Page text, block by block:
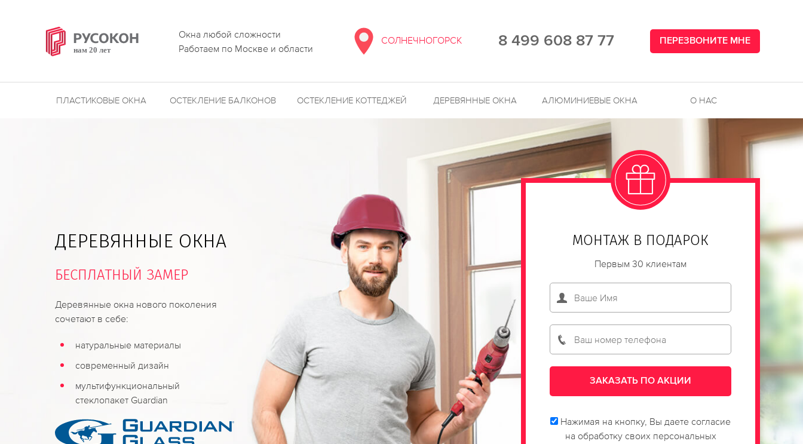
Окна любой сложности
Работаем по Москве и области
СОЛНЕЧНОГОРСК 8 499 608 87 77 ПЕРЕЗВОНИТЕ МНЕ
ПЛАСТИКОВЫЕ ОКНА ОСТЕКЛЕНИЕ БАЛКОНОВ ОСТЕКЛЕНИЕ КОТТЕДЖЕЙ ДЕРЕВЯННЫЕ ОКНА АЛЮМИНИЕВЫЕ ОКНА О НАС
ДЕРЕВЯННЫЕ ОКНА
БЕСПЛАТНЫЙ ЗАМЕР
Деревянные окна нового поколения
сочетают в себе:
натуральные материалы
современный дизайн
мультифункциональный
стеклопакет Guardian
МОНТАЖ В ПОДАРОК
Первым 30 клиентам
Нажимая на кнопку, Вы даете согласие
на обработку своих персональных